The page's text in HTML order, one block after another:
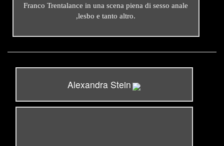
Franco Trentalance in una scena piena di sesso anale
,lesbo e tanto altro.
Alexandra Stein